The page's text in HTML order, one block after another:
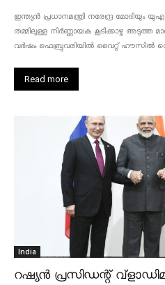
ഇന്ത്യൻ പ്രധാനമന്ത്രി നരേന്ദ്ര
തമ്മിലുള്ള നിർണ്ണായക കൂടിക്കാഴ്ച
വർഷം ഫെബ്രുവരിയിൽ വൈറ്റ് ഹൗസിൽ വെച്ച്
Read more
India
റഷ്യൻ പ്രസിഡന്റ്